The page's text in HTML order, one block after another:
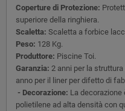
Coperture di Protezione:
superiore della ringhiera.
Scaletta: Scaletta a forbice
Peso: 128 Kg.
Produttore: Piscine Toi.
Garanzia: 2 anni per la
anno per il liner per difetto di
- Decorazione: La decorazione
polietilene ad alta densità con